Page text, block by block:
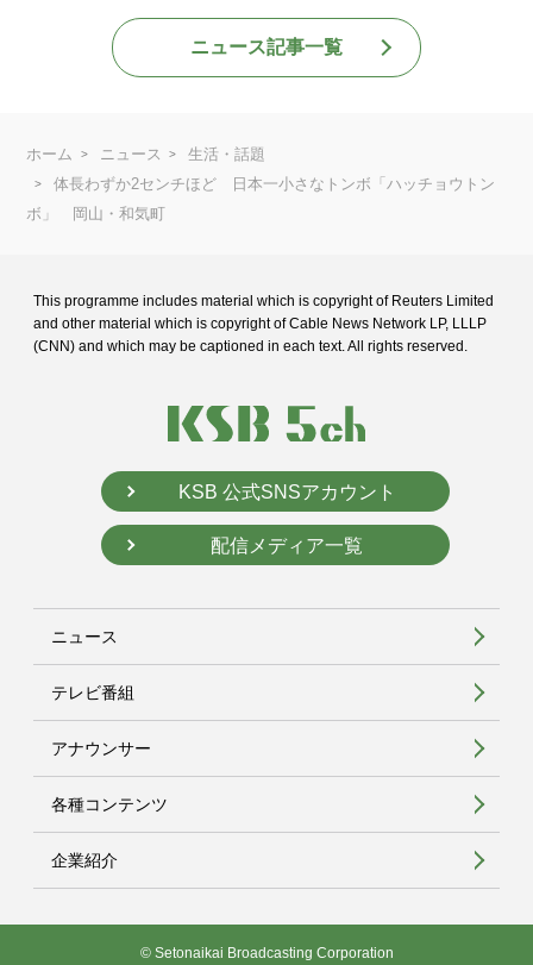
ニュース記事一覧
ホーム ニュース
生活・話題
体長わずか2センチほど 日本一小さなトンボ「ハッチョウトン
ボ」 岡山・和気町
This programme includes material which is copyright of Reuters Limited
and other material which is copyright of Cable News Network LP, LLLP
(CNN) and which may be captioned in each text. All rights reserved.
KSB 公式SNSアカウント
配信メディア一覧
ニュース
テレビ番組
アナウンサー
各種コンテンツ
企業紹介
© Setonaikai Broadcasting Corporation